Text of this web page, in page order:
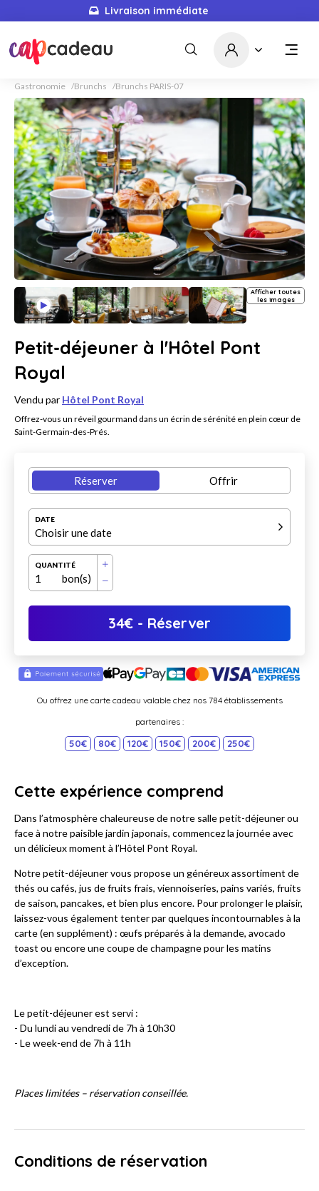
Livraison immédiate
Gastronomie Brunchs Brunchs PARIS-07
Afficher toutes
les images
Petit-déjeuner à l'Hôtel Pont
Royal
Vendu par Hôtel Pont Royal
Offrez-vous un réveil gourmand dans un écrin de sérénité en plein cœur de
Saint-Germain-des-Prés.
Réserver Offrir
DATE
Choisir une date
QUANTITÉ
1 bon(s)
34€ - Réserver
Ou offrez une carte cadeau valable chez nos 784 établissements
partenaires :
50€ 80€ 120€ 150€ 200€ 250€
Cette expérience comprend
Dans l’atmosphère chaleureuse de notre salle petit-déjeuner ou
face à notre paisible jardin japonais, commencez la journée avec
un délicieux moment à l’Hôtel Pont Royal.
Notre petit-déjeuner vous propose un généreux assortiment de
thés ou cafés, jus de fruits frais, viennoiseries, pains variés, fruits
de saison, pancakes, et bien plus encore. Pour prolonger le plaisir,
laissez-vous également tenter par quelques incontournables à la
carte (en supplément) : œufs préparés à la demande, avocado
toast ou encore une coupe de champagne pour les matins
d’exception.
Le petit-déjeuner est servi :
- Du lundi au vendredi de 7h à 10h30
- Le week-end de 7h à 11h
Places limitées – réservation conseillée.
Conditions de réservation